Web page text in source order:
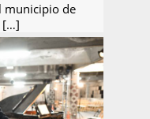
municipio de
[…]